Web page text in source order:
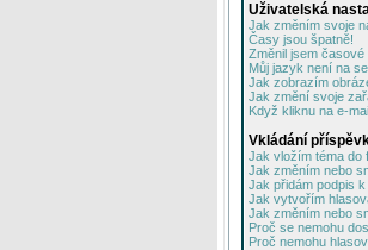
Uživatelská
Jak změním svoje
Časy jsou špatně!
Změnil jsem časové
Můj jazyk není na
Jak zobrazím
Jak změní svoje
Když kliknu na e-
Vkládání
Jak vložím téma do
Jak změním nebo
Jak přidám podpis
Jak vytvořím
Jak změním nebo
Proč se nemohu
Proč nemohu